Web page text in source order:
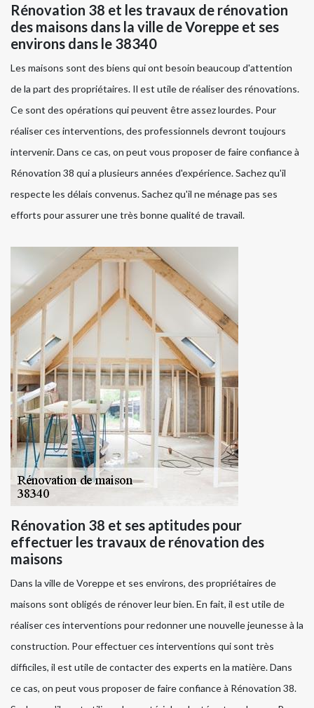
Rénovation 38 et les travaux de rénovation
des maisons dans la ville de Voreppe et ses
environs dans le 38340
Les maisons sont des biens qui ont besoin beaucoup d'attention
de la part des propriétaires. Il est utile de réaliser des rénovations.
Ce sont des opérations qui peuvent être assez lourdes. Pour
réaliser ces interventions, des professionnels devront toujours
intervenir. Dans ce cas, on peut vous proposer de faire confiance à
Rénovation 38 qui a plusieurs années d'expérience. Sachez qu'il
respecte les délais convenus. Sachez qu'il ne ménage pas ses
efforts pour assurer une très bonne qualité de travail.
Rénovation 38 et ses aptitudes pour
effectuer les travaux de rénovation des
maisons
Dans la ville de Voreppe et ses environs, des propriétaires de
maisons sont obligés de rénover leur bien. En fait, il est utile de
réaliser ces interventions pour redonner une nouvelle jeunesse à la
construction. Pour effectuer ces interventions qui sont très
difficiles, il est utile de contacter des experts en la matière. Dans
ce cas, on peut vous proposer de faire confiance à Rénovation 38.